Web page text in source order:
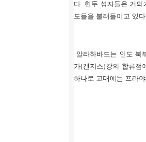
다. 힌두 성자들은 거의
도들을 불러들이고 있다
알라하바드는 인도 북
가(갠지스)강의 합류점
하나로 고대에는 프라